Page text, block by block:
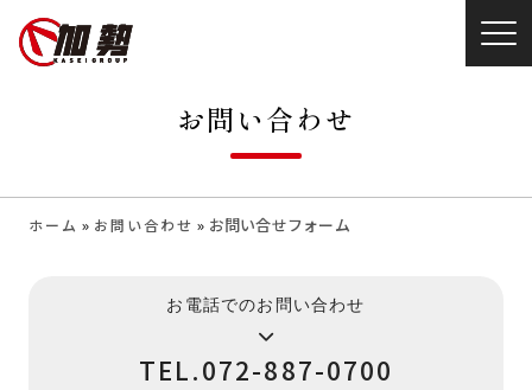
お問い合わせ
ホーム » お問い合わせ » お問い合せフォーム
お電話でのお問い合わせ
TEL.072-887-0700